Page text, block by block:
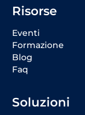
Risorse
Eventi
Formazione
Blog
Faq
Soluzioni